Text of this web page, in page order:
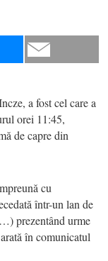
a fost cel care a
orei 11:45,
de capre din
cu
într-un lan de
prezentând urme
în comunicatul